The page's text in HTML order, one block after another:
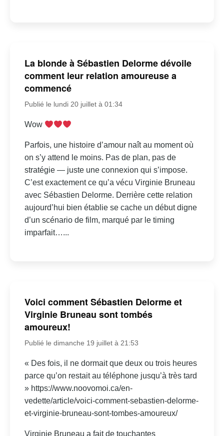
La blonde à Sébastien Delorme dévoile
comment leur relation amoureuse a
commencé
Publié le lundi 20 juillet à 01:34
Wow
Parfois, une histoire d’amour naît au moment où
on s’y attend le moins. Pas de plan, pas de
stratégie — juste une connexion qui s’impose.
C’est exactement ce qu’a vécu Virginie Bruneau
avec Sébastien Delorme. Derrière cette relation
aujourd’hui bien établie se cache un début digne
d’un scénario de film, marqué par le timing
imparfait…...
Voici comment Sébastien Delorme et
Virginie Bruneau sont tombés
amoureux!
Publié le dimanche 19 juillet à 21:53
« Des fois, il ne dormait que deux ou trois heures
parce qu’on restait au téléphone jusqu’à très tard
» https://www.noovomoi.ca/en-
vedette/article/voici-comment-sebastien-delorme-
et-virginie-bruneau-sont-tombes-amoureux/
Virginie Bruneau a fait de touchantes